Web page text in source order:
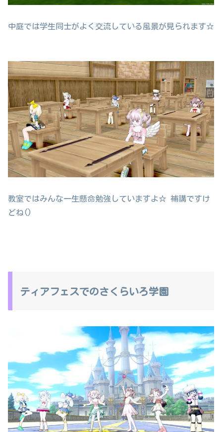
中庭では学生同士がよく交流している風景が見られます☆
教室ではみんな一生懸命勉強していますよ☆ 補講ですけ
どね()
ティアフェスでのさくらいろ学園